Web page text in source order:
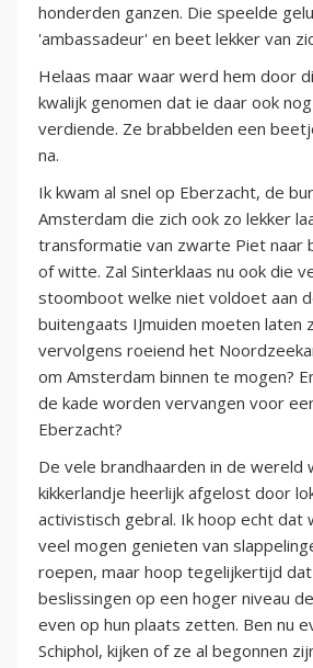
honderden ganzen. Die speelde
'ambassadeur' en beet lekker van
Helaas maar waar werd hem door
kwalijk genomen dat ie daar ook
verdiende. Ze brabbelden een
na.
Ik kwam al snel op Eberzacht, de
Amsterdam die zich ook zo lekker
transformatie van zwarte Piet naar
of witte. Zal Sinterklaas nu ook die
stoomboot welke niet voldoet aan
buitengaats IJmuiden moeten laten
vervolgens roeiend het
om Amsterdam binnen te mogen?
de kade worden vervangen voor
Eberzacht?
De vele brandhaarden in de wereld
kikkerlandje heerlijk afgelost door
activistisch gebral. Ik hoop echt dat
veel mogen genieten van
roepen, maar hoop tegelijkertijd
beslissingen op een hoger niveau
even op hun plaats zetten. Ben nu
Schiphol, kijken of ze al begonnen